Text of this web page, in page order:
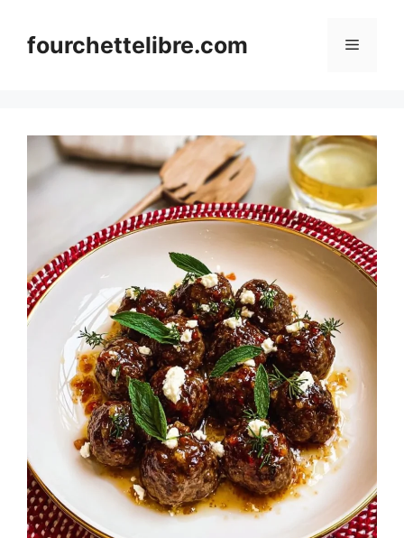
contentfourchettelibre.com Menu